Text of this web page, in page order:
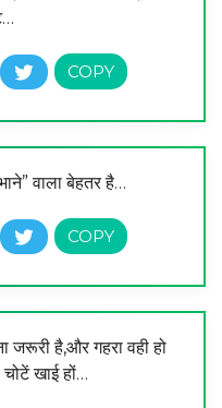
वाला बेहतर है…
जरूरी है,और गहरा वही हो
खाई हों…